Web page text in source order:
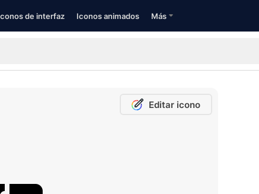
de interfaz Iconos animados Más
Editar icono